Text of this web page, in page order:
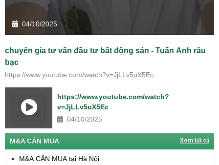
04/10/2025
chuyên gia tư vấn đầu tư bất động sản - Tuấn Anh râu
bạc
https://www.youtube.com/watch?v=JjLLv5uX5Ec
https://www.youtube.com/watch?
v=JjLLv5uX5Ec
04/10/2025
M&A CẦN MUA Xem tất cả
M&A CẦN MUA tại Hà Nội